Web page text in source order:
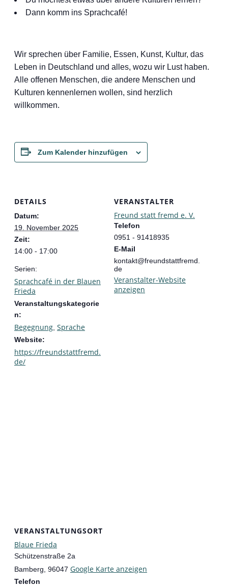
Dann komm ins Sprachcafé!
Wir sprechen über Familie, Essen, Kunst, Kultur, das
Leben in Deutschland und alles, wozu wir Lust haben.
Alle offenen Menschen, die andere Menschen und
Kulturen kennenlernen wollen, sind herzlich
willkommen.
Zum Kalender hinzufügen
DETAILS
Datum:
19. November 2025
Zeit:
14:00 - 17:00
Serien:
Sprachcafé in der Blauen
Frieda
Veranstaltungskategorie
n:
Begegnung Sprache
Website:
https://freundstattfremd.
de/
VERANSTALTER
Freund statt fremd e. V.
Telefon
0951 - 91418935
E-Mail
kontakt@freundstattfremd.
de
Veranstalter-Website
anzeigen
VERANSTALTUNGSORT
Blaue Frieda
Schützenstraße 2a
Bamberg 96047 Google Karte anzeigen
Telefon